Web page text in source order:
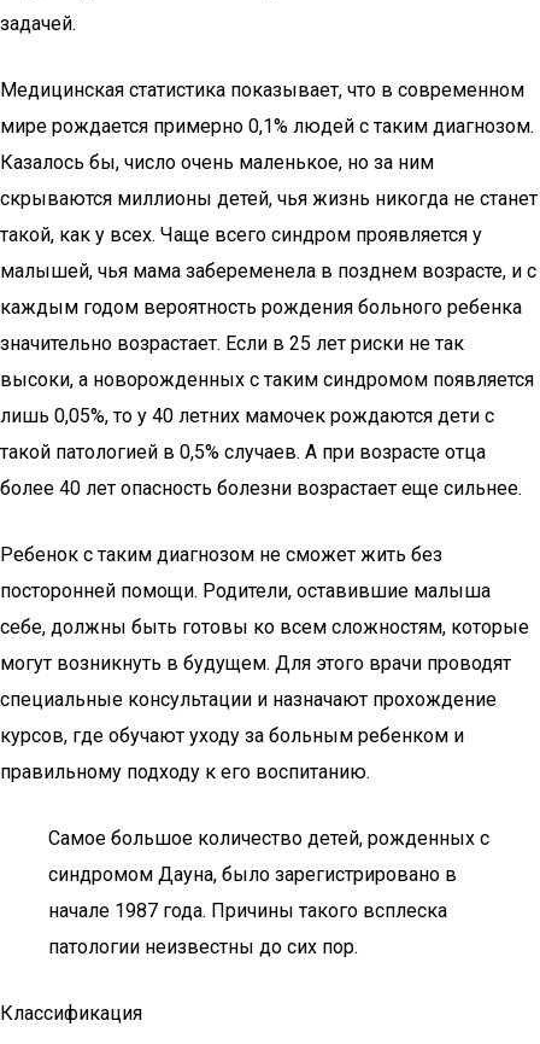
задачей.
Медицинская статистика показывает, что в современном
мире рождается примерно 0,1% людей с таким диагнозом.
Казалось бы, число очень маленькое, но за ним
скрываются миллионы детей, чья жизнь никогда не станет
такой, как у всех. Чаще всего синдром проявляется у
малышей, чья мама забеременела в позднем возрасте, и с
каждым годом вероятность рождения больного ребенка
значительно возрастает. Если в 25 лет риски не так
высоки, а новорожденных с таким синдромом появляется
лишь 0,05%, то у 40 летних мамочек рождаются дети с
такой патологией в 0,5% случаев. А при возрасте отца
более 40 лет опасность болезни возрастает еще сильнее.
Ребенок с таким диагнозом не сможет жить без
посторонней помощи. Родители, оставившие малыша
себе, должны быть готовы ко всем сложностям, которые
могут возникнуть в будущем. Для этого врачи проводят
специальные консультации и назначают прохождение
курсов, где обучают уходу за больным ребенком и
правильному подходу к его воспитанию.
Самое большое количество детей, рожденных с
синдромом Дауна, было зарегистрировано в
начале 1987 года. Причины такого всплеска
патологии неизвестны до сих пор.
Классификация